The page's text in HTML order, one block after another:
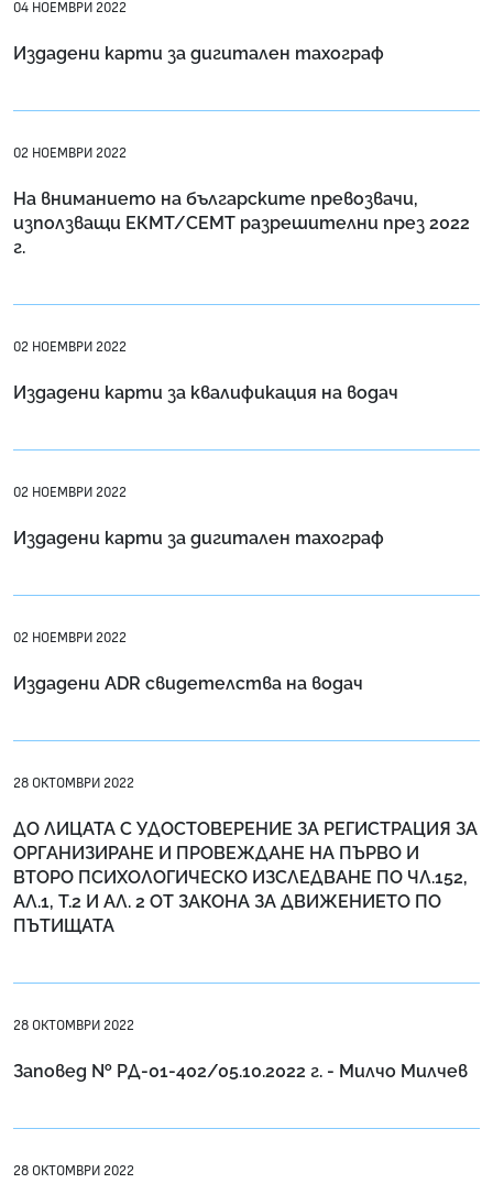
04 НОЕМВРИ 2022
Издадени карти за дигитален тахограф
02 НОЕМВРИ 2022
На вниманието на българските превозвачи,
използващи ЕКМТ/СЕМТ разрешителни през 2022
г.
02 НОЕМВРИ 2022
Издадени карти за квалификация на водач
02 НОЕМВРИ 2022
Издадени карти за дигитален тахограф
02 НОЕМВРИ 2022
Издадени ADR свидетелства на водач
28 ОКТОМВРИ 2022
ДО ЛИЦАТА С УДОСТОВЕРЕНИЕ ЗА РЕГИСТРАЦИЯ ЗА
ОРГАНИЗИРАНЕ И ПРОВЕЖДАНЕ НА ПЪРВО И
ВТОРО ПСИХОЛОГИЧЕСКО ИЗСЛЕДВАНЕ ПО ЧЛ.152,
АЛ.1, Т.2 И АЛ. 2 ОТ ЗАКОНА ЗА ДВИЖЕНИЕТО ПО
ПЪТИЩАТА
28 ОКТОМВРИ 2022
Заповед № РД-01-402/05.10.2022 г. - Милчо Милчев
28 ОКТОМВРИ 2022